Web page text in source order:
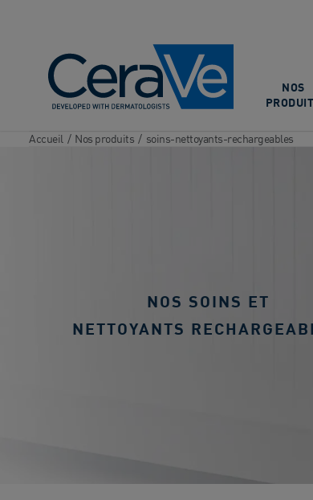
NOS
Accueil / Nos produits / soins-nettoyants-rechargeables
NOS SOINS ET
NETTOYANTS